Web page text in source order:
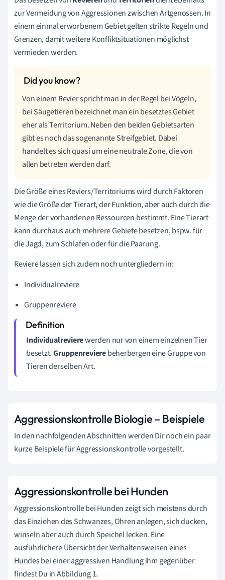
zur Vermeidung von Aggressionen zwischen Artgenossen. In
einem einmal erworbenem Gebiet gelten strikte Regeln und
Grenzen, damit weitere Konfliktsituationen möglichst
vermieden werden.
Von einem Revier spricht man in der Regel bei Vögeln,
bei Säugetieren bezeichnet man ein besetztes Gebiet
eher als Territorium. Neben den beiden Gebietsarten
gibt es noch das sogenannte Streifgebiet. Dabei
handelt es sich quasi um eine neutrale Zone, die von
allen betreten werden darf.
Die Größe eines Reviers/Territoriums wird durch Faktoren
wie die Größe der Tierart, der Funktion, aber auch durch die
Menge der vorhandenen Ressourcen bestimmt. Eine Tierart
kann durchaus auch mehrere Gebiete besetzen, bspw. für
die Jagd, zum Schlafen oder für die Paarung.
Reviere lassen sich zudem noch untergliedern in:
Individualreviere
Gruppenreviere
Individualrevierewerden nur von einem einzelnen Tier
besetzt.Gruppenrevierebeherbergen eine Gruppe von
Tieren derselben Art.
Aggressionskontrolle Biologie – Beispiele
In den nachfolgenden Abschnitten werden Dir noch ein paar
kurze Beispiele für Aggressionskontrolle vorgestellt.
Aggressionskontrolle bei Hunden
Aggressionskontrolle bei Hunden zeigt sich meistens durch
das Einziehen des Schwanzes, Ohren anlegen, sich ducken,
winseln aber auch durch Speichel lecken. Eine
ausführlichere Übersicht der Verhaltensweisen eines
Hundes bei einer aggressiven Handlung ihm gegenüber
findest Du in Abbildung 1.